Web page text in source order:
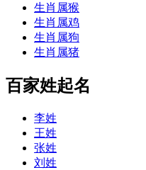
生肖属猴
生肖属鸡
生肖属狗
生肖属猪
百家姓起名
李姓
王姓
张姓
刘姓